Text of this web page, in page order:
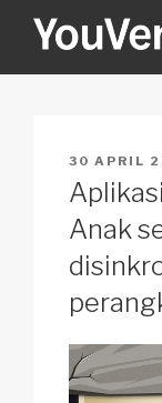
POSTED
ON
30 APRIL
Anak